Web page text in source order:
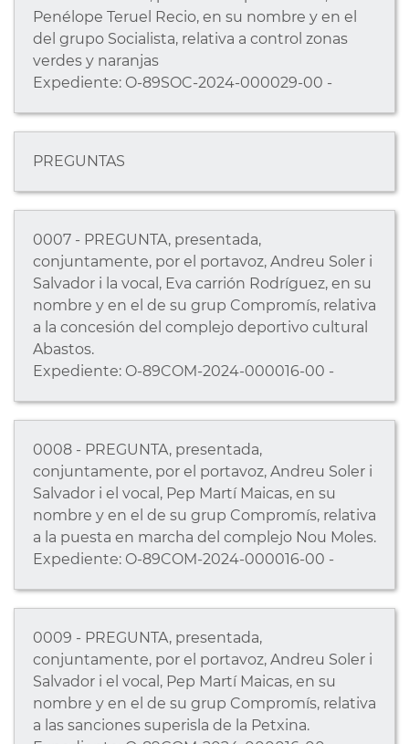
Penélope Teruel Recio, en su nombre y en el
del grupo Socialista, relativa a control zonas
verdes y naranjas
Expediente: O-89SOC-2024-000029-00 -
PREGUNTAS
0007 - PREGUNTA, presentada,
conjuntamente, por el portavoz, Andreu Soler i
Salvador i la vocal, Eva carrión Rodríguez, en su
nombre y en el de su grup Compromís, relativa
a la concesión del complejo deportivo cultural
Abastos.
Expediente: O-89COM-2024-000016-00 -
0008 - PREGUNTA, presentada,
conjuntamente, por el portavoz, Andreu Soler i
Salvador i el vocal, Pep Martí Maicas, en su
nombre y en el de su grup Compromís, relativa
a la puesta en marcha del complejo Nou Moles.
Expediente: O-89COM-2024-000016-00 -
0009 - PREGUNTA, presentada,
conjuntamente, por el portavoz, Andreu Soler i
Salvador i el vocal, Pep Martí Maicas, en su
nombre y en el de su grup Compromís, relativa
a las sanciones superisla de la Petxina.